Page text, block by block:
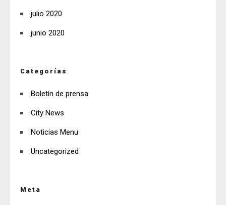
julio 2020
junio 2020
Categorías
Boletín de prensa
City News
Noticias Menu
Uncategorized
Meta